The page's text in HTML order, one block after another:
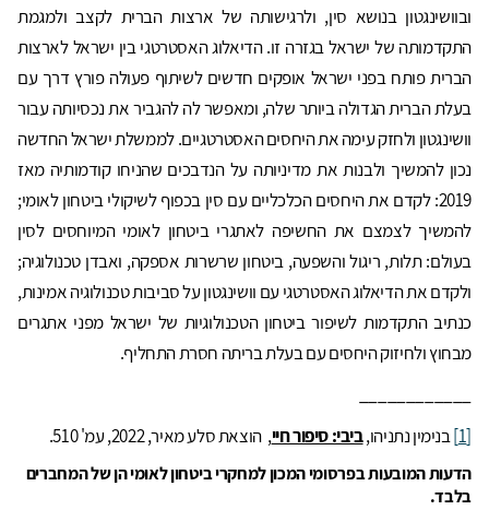
ובוושינגטון בנושא סין, ולרגישותה של ארצות הברית לקצב ולמגמת
התקדמותה של ישראל בגזרה זו. הדיאלוג האסטרטגי בין ישראל לארצות
הברית פותח בפני ישראל אופקים חדשים לשיתוף פעולה פורץ דרך עם
בעלת הברית הגדולה ביותר שלה, ומאפשר לה להגביר את נכסיותה עבור
וושינגטון ולחזק עימה את היחסים האסטרטגיים. לממשלת ישראל החדשה
נכון להמשיך ולבנות את מדיניותה על הנדבכים שהניחו קודמותיה מאז
2019: לקדם את היחסים הכלכליים עם סין בכפוף לשיקולי ביטחון לאומי;
להמשיך לצמצם את החשיפה לאתגרי ביטחון לאומי המיוחסים לסין
בעולם: תלות, ריגול והשפעה, ביטחון שרשרות אספקה, ואבדן טכנולוגיה;
ולקדם את הדיאלוג האסטרטגי עם וושינגטון על סביבות טכנולוגיה אמינות,
כנתיב התקדמות לשיפור ביטחון הטכנולוגיות של ישראל מפני אתגרים
מבחוץ ולחיזוק היחסים עם בעלת בריתה חסרת התחליף.
[1]
בנימין נתניהו,ביבי: סיפור חיי, הוצאת סלע מאיר, 2022, עמ' 510.
הדעות המובעות בפרסומי המכון למחקרי ביטחון לאומי הן של המחברים
בלבד.